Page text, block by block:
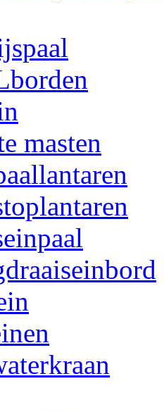
masten